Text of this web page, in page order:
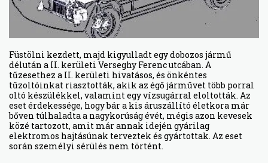
Füstölni kezdett, majd kigyulladt egy dobozos jármű
délután a II. kerületi Verseghy Ferenc utcában. A
tűzesethez a II. kerületi hivatásos, és önkéntes
tűzoltóinkat riasztották, akik az égő járművet több porral
oltó készülékkel, valamint egy vízsugárral eloltották. Az
eset érdekessége, hogy bár a kis áruszállító életkora már
bőven túlhaladta a nagykorúság évét, mégis azon kevesek
közé tartozott, amit már annak idején gyárilag
elektromos hajtásúnak terveztek és gyártottak. Az eset
során személyi sérülés nem történt.